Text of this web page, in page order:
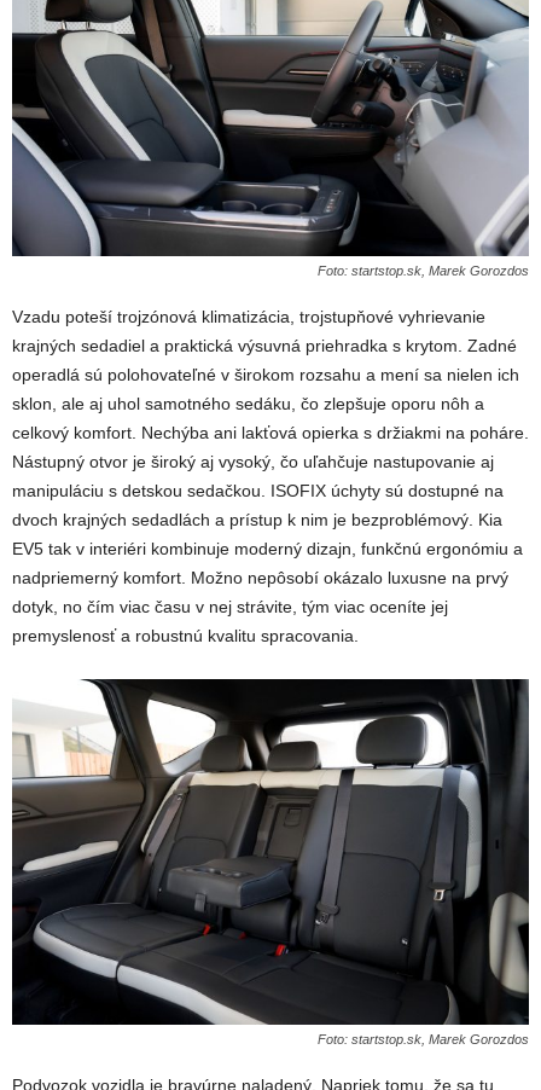
Foto: startstop.sk, Marek Gorozdos
Vzadu poteší trojzónová klimatizácia, trojstupňové vyhrievanie
krajných sedadiel a praktická výsuvná priehradka s krytom. Zadné
operadlá sú polohovateľné v širokom rozsahu a mení sa nielen ich
sklon, ale aj uhol samotného sedáku, čo zlepšuje oporu nôh a
celkový komfort. Nechýba ani lakťová opierka s držiakmi na poháre.
Nástupný otvor je široký aj vysoký, čo uľahčuje nastupovanie aj
manipuláciu s detskou sedačkou. ISOFIX úchyty sú dostupné na
dvoch krajných sedadlách a prístup k nim je bezproblémový. Kia
EV5 tak v interiéri kombinuje moderný dizajn, funkčnú ergonómiu a
nadpriemerný komfort. Možno nepôsobí okázalo luxusne na prvý
dotyk, no čím viac času v nej strávite, tým viac oceníte jej
premyslenosť a robustnú kvalitu spracovania.
Foto: startstop.sk, Marek Gorozdos
Podvozok vozidla je bravúrne naladený. Napriek tomu, že sa tu